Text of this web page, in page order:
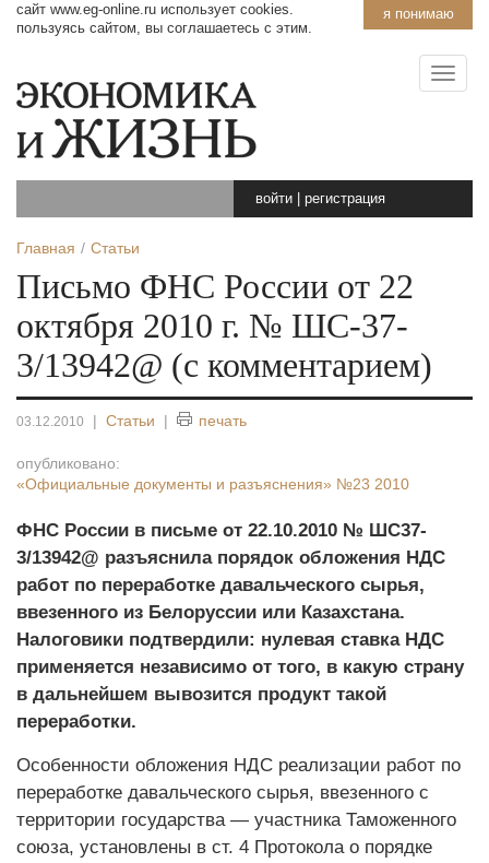
я понимаю
сайт www.eg-online.ru использует cookies.
пользуясь сайтом, вы соглашаетесь с этим.
войти регистрация
Главная Статьи
Письмо ФНС России от 22
октября 2010 г. № ШС-37-
3/13942@ (с комментарием)
03.12.2010 | Статьи | печать
опубликовано:
«Официальные документы и разъяснения» №23 2010
ФНС России в письме от 22.10.2010 № ШС­37­
3/13942@ разъяснила порядок обложения НДС
работ по переработке давальческого сырья,
ввезенного из Белоруссии или Казахстана.
Налоговики подтвердили: нулевая ставка НДС
применяется независимо от того, в какую страну
в дальнейшем вывозится продукт такой
переработки.
Особенности обложения НДС реализации работ по
переработке давальческого сырья, ввезенного с
территории государства — участника Таможенного
союза, установлены в ст. 4 Протокола о порядке